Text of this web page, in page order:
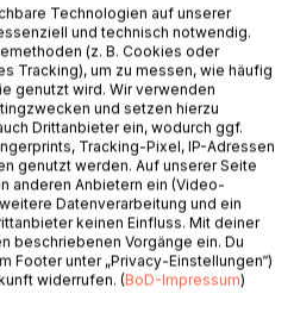
alles so war, wie sie es
sie plötzlich vor der
Technologien auf unserer
und technisch notwendig.
(z. B. Cookies oder
Tracking), um zu messen, wie häufig
genutzt wird. Wir verwenden
und setzen hierzu
Drittanbieter ein, wodurch ggf.
Tracking-Pixel, IP-Adressen
genutzt werden. Auf unserer Seite
anderen Anbietern ein (Video-
Datenverarbeitung und ein
keinen Einfluss. Mit deiner
beschriebenen Vorgänge ein. Du
Footer unter „Privacy-Einstellungen“)
widerrufen. (BoD-Impressum)